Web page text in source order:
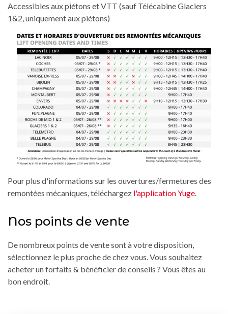
Accessibles aux piétons et VTT (sauf Télécabine Glaciers
1&2, uniquement aux piétons)
Pour plus d'informations sur les ouvertures/fermetures des
remontées mécaniques, téléchargez l'application Yuge.
Nos points de vente
De nombreux points de vente sont à votre disposition,
sélectionnez le plus proche de chez vous. Vous souhaitez
acheter un forfaits & bénéficier de conseils ? Vous êtes au
bon endroit.